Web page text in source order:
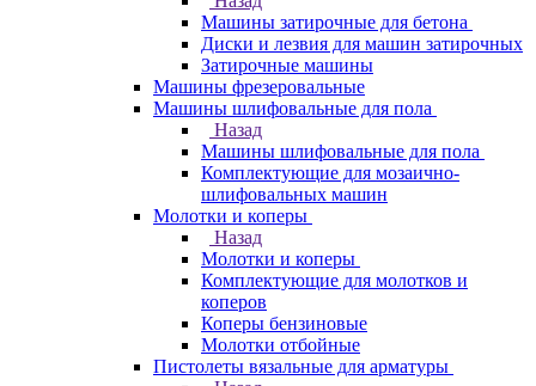
Машины затирочные для бетона
Диски и лезвия для машин затирочных
Затирочные машины
Машины фрезеровальные
Машины шлифовальные для пола
Назад
Машины шлифовальные для пола
Комплектующие для мозаично-
шлифовальных машин
Молотки и коперы
Назад
Молотки и коперы
Комплектующие для молотков и
коперов
Коперы бензиновые
Молотки отбойные
Пистолеты вязальные для арматуры